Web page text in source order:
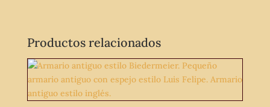
Productos relacionados